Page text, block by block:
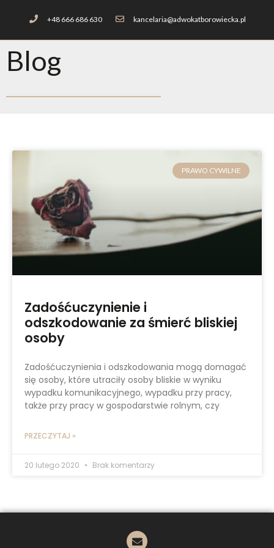
+48 666 686 630 kancelaria@adwokatborowiecka.pl
Blog
PRAWO CYWILNE
Zadośćuczynienie i
odszkodowanie za śmierć bliskiej
osoby
Zadośćuczynienia i odszkodowania mogą domagać
się osoby, które utraciły osoby bliskie w wyniku
wypadku komunikacyjnego, wypadku przy pracy,
także przy pracy w gospodarstwie rolnym, czy
PRZECZYTAJ »
20 lutego 2020 Brak komentarzy